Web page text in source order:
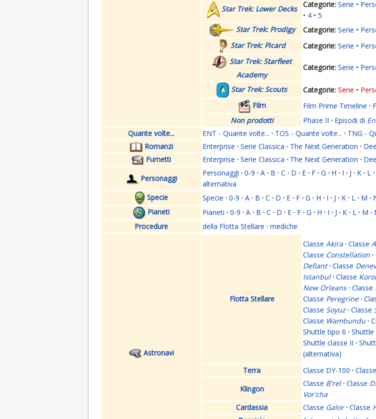
Star Trek: Lower Decks
Serie
4
5
Star Trek: Prodigy
Serie
Star Trek: Picard
Serie
Star Trek: Starfleet
Academy
Serie
Star Trek: Scouts Serie
Film
Film Prime Timeline ·
Non prodotti
Phase II · Episodi di
Quante volte...
ENT - Quante volte... · TOS - Quante volte... · TNG -
Romanzi
Enterprise · Serie Classica · The Next Generation ·
Fumetti
Enterprise · Serie Classica · The Next Generation ·
Personaggi
Personaggi · 0-9 · A · B · C · D · E · F · G · H · I · J · K · L ·
alternativa
Specie
Specie · 0-9 · A · B · C · D · E · F · G · H · I · J · K · L · M ·
Pianeti
Pianeti · 0-9 · A · B · C · D · E · F · G · H · I · J · K · L · M ·
Procedure
della Flotta Stellare · mediche
Astronavi
Flotta Stellare
Classe Akira · Classe
Classe Constellation ·
Defiant · Classe
Istanbul · Classe
New Orleans · Classe
Classe Peregrine ·
Classe Soyuz · Classe
Classe Wambundu ·
Shuttle tipo 6 ·
Shuttle classe II ·
(alternativa)
Terra
Classe DY-100 ·
Klingon
Classe B'rel · Classe
Vor'cha
Cardassia
Classe Galor · Classe